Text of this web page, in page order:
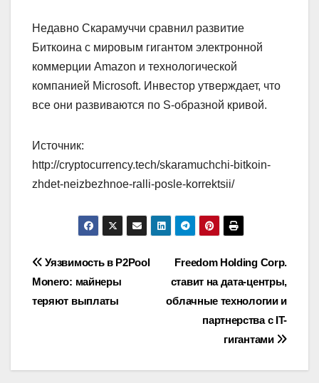
Недавно Скарамуччи сравнил развитие
Биткоина с мировым гигантом электронной
коммерции Amazon и технологической
компанией Microsoft. Инвестор утверждает, что
все они развиваются по S-образной кривой.
Источник:
http://cryptocurrency.tech/skaramuchchi-bitkoin-
zhdet-neizbezhnoe-ralli-posle-korrektsii/
Навигация
по
Freedom Holding Corp.
ставит на дата-центры,
облачные технологии и
партнерства с IT-
гигантами
Уязвимость в P2Pool
Monero: майнеры
теряют выплаты